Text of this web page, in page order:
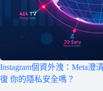
Instagram個資外洩：Meta澄
復 你的隱私安全嗎？